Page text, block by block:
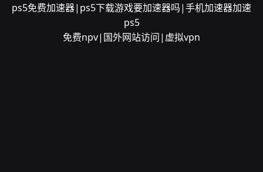
ps5免费加速器|ps5下载游戏要加速器吗|手机加速器加速
ps5
免费npv|国外网站访问|虚拟vpn